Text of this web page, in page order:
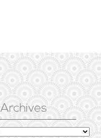
Archives